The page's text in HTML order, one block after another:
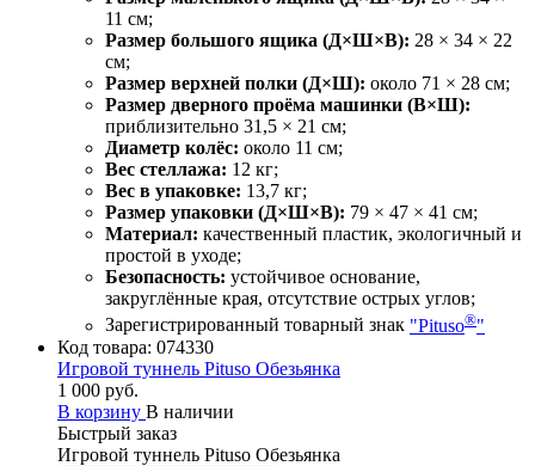
11 см;
Размер большого ящика (Д×Ш×В): 28 × 34 × 22
см;
Размер верхней полки (Д×Ш): около 71 × 28 см;
Размер дверного проёма машинки (В×Ш):
приблизительно 31,5 × 21 см;
Диаметр колёс: около 11 см;
Вес стеллажа: 12 кг;
Вес в упаковке: 13,7 кг;
Размер упаковки (Д×Ш×В): 79 × 47 × 41 см;
Материал: качественный пластик, экологичный и
простой в уходе;
Безопасность: устойчивое основание,
закруглённые края, отсутствие острых углов;
Зарегистрированный товарный знак "Pituso®"
Код товара: 074330
Игровой туннель Pituso Обезьянка
1 000 руб.
В корзину В наличии
Быстрый заказ
Игровой туннель Pituso Обезьянка